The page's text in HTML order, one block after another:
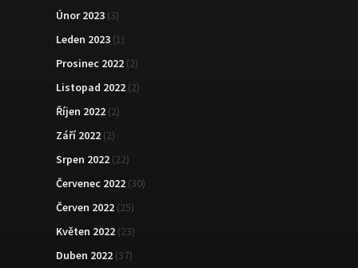
Únor 2023 (3)
Leden 2023 (1)
Prosinec 2022 (2)
Listopad 2022 (2)
Říjen 2022 (2)
Září 2022 (2)
Srpen 2022 (22)
Červenec 2022 (30)
Červen 2022 (25)
Květen 2022 (23)
Duben 2022 (37)